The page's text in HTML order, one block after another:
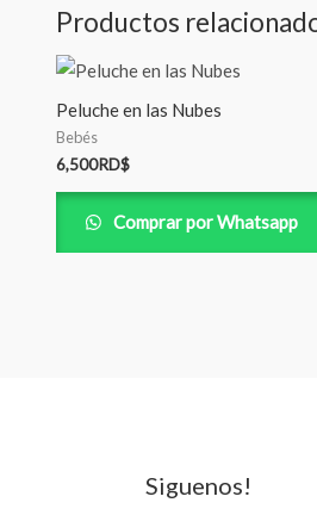
Productos
Peluche en las Nubes
Bebés
6,500RD$
Comprar por Whatsapp
Siguenos!